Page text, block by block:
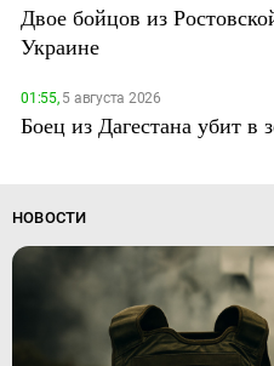
Двое бойцов из
Украине
01:55,5 августа 2026
Боец из Дагестана убит в
НОВОСТИ